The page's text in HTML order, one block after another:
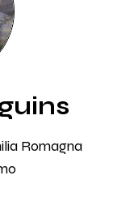
Romagna